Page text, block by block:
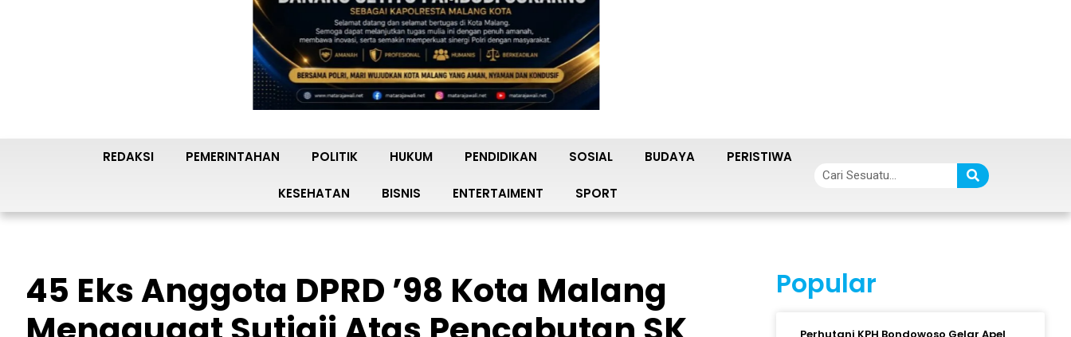
REDAKSI PEMERINTAHAN POLITIK HUKUM PENDIDIKAN SOSIAL BUDAYA PERISTIWA
KESEHATAN BISNIS ENTERTAIMENT SPORT
45 Eks Anggota DPRD ’98 Kota Malang
Popular